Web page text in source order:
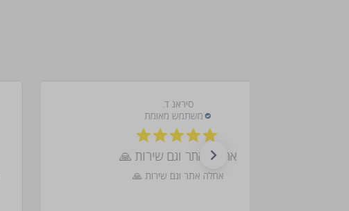
סיראג ד.
אחלה אתר וגם שירות 🙏
אחלה אתר וגם שירות 🙏